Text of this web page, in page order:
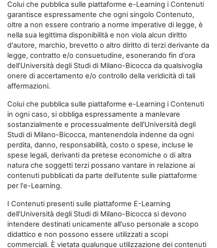
Colui che pubblica sulle piattaforme e-Learning i Contenuti
garantisce espressamente che ogni singolo Contenuto,
oltre a non essere contrario a norme imperative di legge, è
nella sua legittima disponibilità e non viola alcun diritto
d'autore, marchio, brevetto o altro diritto di terzi derivante da
legge, contratto e/o consuetudine, esonerando fin d'ora
dell’Università degli Studi di Milano-Bicocca da qualsivoglia
onere di accertamento e/o controllo della veridicità di tali
affermazioni.
Colui che pubblica sulle piattaforme e-Learning i Contenuti
in ogni caso, si obbliga espressamente a manlevare
sostanzialmente e processualmente dell’Università degli
Studi di Milano-Bicocca, mantenendola indenne da ogni
perdita, danno, responsabilità, costo o spese, incluse le
spese legali, derivanti da pretese economiche o di altra
natura che soggetti terzi possano vantare in relazione ai
contenuti pubblicati da parte dell’utente sulle piattaforme
per l'e-Learning.
I Contenuti presenti sulle piattaforme E-Learning
dell’Università degli Studi di Milano-Bicocca si devono
intendere destinati unicamente all'uso personale a scopo
didattico e non possono essere utilizzati a scopi
commerciali. È vietata qualunque utilizzazione dei contenuti